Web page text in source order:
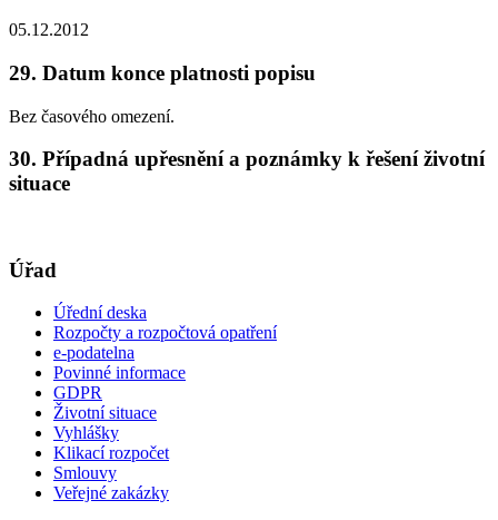
05.12.2012
29. Datum konce platnosti popisu
Bez časového omezení.
30. Případná upřesnění a poznámky k řešení životní
situace
Úřad
Úřední deska
Rozpočty a rozpočtová opatření
e-podatelna
Povinné informace
GDPR
Životní situace
Vyhlášky
Klikací rozpočet
Smlouvy
Veřejné zakázky